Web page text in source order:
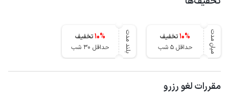
میان مدت 10%
تخفیف
حداقل 5 شب
بلند مدت 10%
تخفیف
حداقل 30 شب
مقررات لغو رزرو